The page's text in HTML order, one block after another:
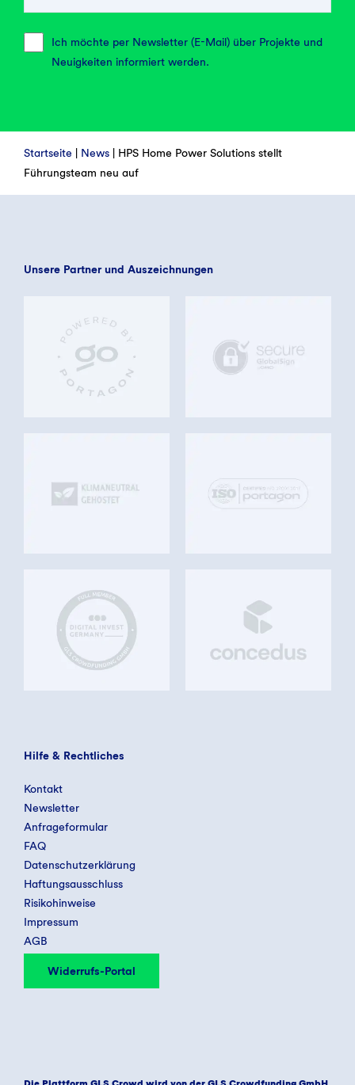
Ich möchte per Newsletter (E-Mail) über Projekte und
Neuigkeiten informiert werden.
Startseite News
HPS Home Power Solutions stellt
Führungsteam neu auf
Hilfe & Rechtliches
Kontakt
Newsletter
Anfrageformular
FAQ
Datenschutzerklärung
Haftungsausschluss
Risikohinweise
Impressum
AGB
Widerrufs-Portal
Unsere Partner und Auszeichnungen